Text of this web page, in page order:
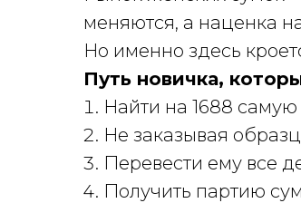
меняются, а наценка
Но именно здесь
Путь новичка,
Найти на 1688
Не заказывая
Перевести ему все
Получить партию